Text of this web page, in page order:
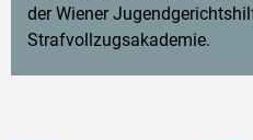
der Wiener
Strafvollzugsakademie.